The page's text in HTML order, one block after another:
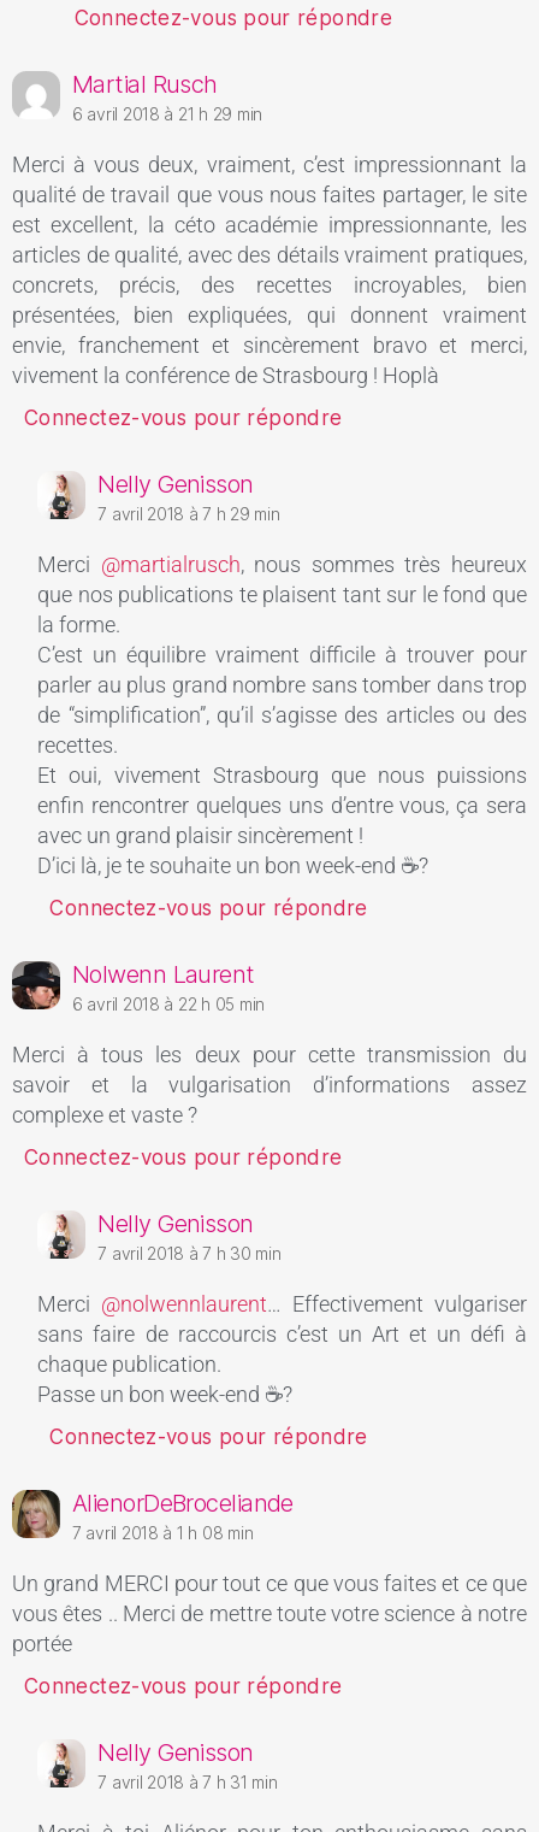
Connectez-vous pour répondre
Martial Rusch
6 avril 2018 à 21 h 29 min
Merci à vous deux, vraiment, c’est impressionnant la
qualité de travail que vous nous faites partager, le site
est excellent, la céto académie impressionnante, les
articles de qualité, avec des détails vraiment pratiques,
concrets, précis, des recettes incroyables, bien
présentées, bien expliquées, qui donnent vraiment
envie, franchement et sincèrement bravo et merci,
vivement la conférence de Strasbourg ! Hoplà
Connectez-vous pour répondre
Nelly Genisson
7 avril 2018 à 7 h 29 min
Merci @martialrusch, nous sommes très heureux
que nos publications te plaisent tant sur le fond que
la forme.
C’est un équilibre vraiment difficile à trouver pour
parler au plus grand nombre sans tomber dans trop
de “simplification”, qu’il s’agisse des articles ou des
recettes.
Et oui, vivement Strasbourg que nous puissions
enfin rencontrer quelques uns d’entre vous, ça sera
avec un grand plaisir sincèrement !
D’ici là, je te souhaite un bon week-end ☕?
Connectez-vous pour répondre
Nolwenn Laurent
6 avril 2018 à 22 h 05 min
Merci à tous les deux pour cette transmission du
savoir et la vulgarisation d’informations assez
complexe et vaste ?
Connectez-vous pour répondre
Nelly Genisson
7 avril 2018 à 7 h 30 min
Merci @nolwennlaurent… Effectivement vulgariser
sans faire de raccourcis c’est un Art et un défi à
chaque publication.
Passe un bon week-end ☕?
Connectez-vous pour répondre
AlienorDeBroceliande
7 avril 2018 à 1 h 08 min
Un grand MERCI pour tout ce que vous faites et ce que
vous êtes .. Merci de mettre toute votre science à notre
portée
Connectez-vous pour répondre
Nelly Genisson
7 avril 2018 à 7 h 31 min